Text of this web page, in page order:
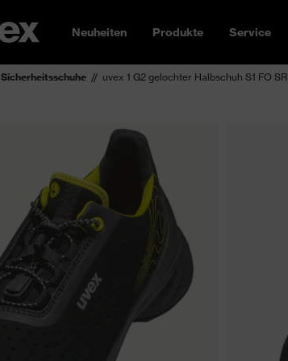
Neuheiten Produkte Service
Sicherheitsschuhe uvex 1 G2 gelochter Halbschuh S1 FO SR